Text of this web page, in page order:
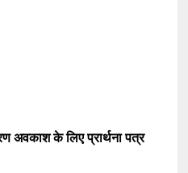
अवकाश के लिए प्रार्थना पत्र